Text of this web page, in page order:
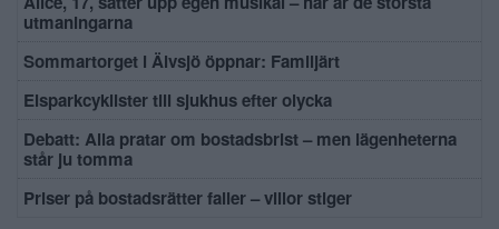
utmaningarna
Sommartorget i Älvsjö öppnar: Familjärt
Elsparkcyklister till sjukhus efter olycka
Debatt: Alla pratar om bostadsbrist – men lägenheterna
står ju tomma
Priser på bostadsrätter faller – villor stiger